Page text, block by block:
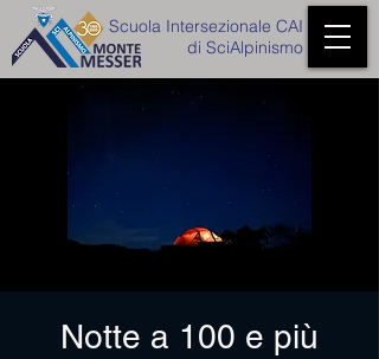
Scuola Intersezionale CAI
di SciAlpinismo
Notte a 100 e più